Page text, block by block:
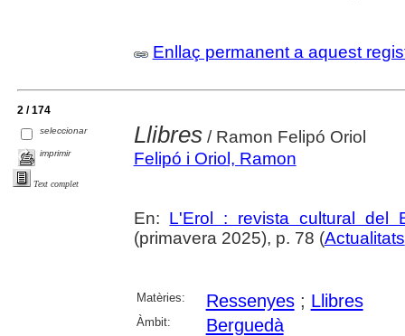
Enllaç permanent a aquest
2 / 174
seleccionar
imprimir
Text complet
Llibres/ Ramon Felipó Oriol
Felipó i Oriol, Ramon
En: L'Erol : revista cultural del
(primavera 2025), p. 78 (Actualitats
Matèries: Ressenyes; Llibres
Àmbit: Berguedà